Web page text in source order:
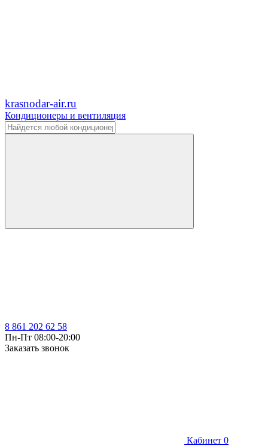
krasnodar-air.ru
Кондиционеры и вентиляция
8 861 202 62 58
Пн-Пт 08:00-20:00
Заказать звонок
Кабинет 0